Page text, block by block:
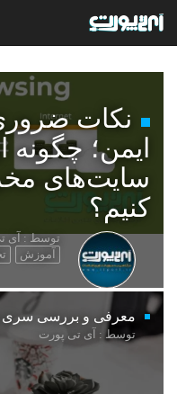
نکات
ایمن؛ چگونه
سایت‌های
کنیم؟
توسط : آی
آموزش
معرفی و بررسی
توسط : آی تی پورت